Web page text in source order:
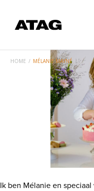
Collectie
Ontdek ATAG
HOME / MÉLANIE MAYNÉ
Ik ben Mélanie en